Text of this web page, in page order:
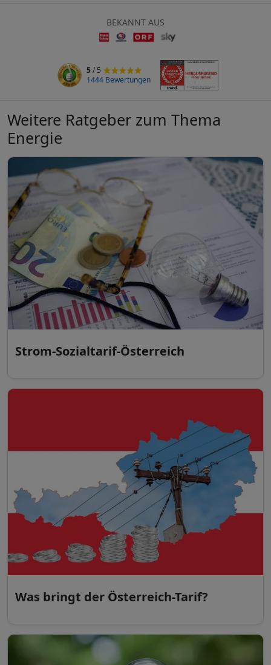
BEKANNT AUS
5/ 5
1444 Bewertungen
Weitere Ratgeber zum Thema
Energie
Strom-Sozialtarif-Österreich
Was bringt der Österreich-Tarif?